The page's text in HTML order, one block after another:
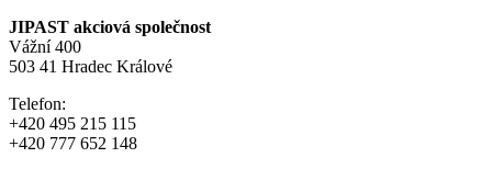
JIPAST akciová společnost
Vážní 400
503 41 Hradec Králové
Telefon:
+420 495 215 115
+420 777 652 148